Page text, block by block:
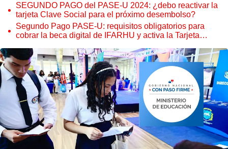
SEGUNDO PAGO del PASE-U 2024: ¿debo reactivar la
tarjeta Clave Social para el próximo desembolso?
Segundo Pago PASE-U: requisitos obligatorios para
cobrar la beca digital de IFARHU y activa la Tarjeta